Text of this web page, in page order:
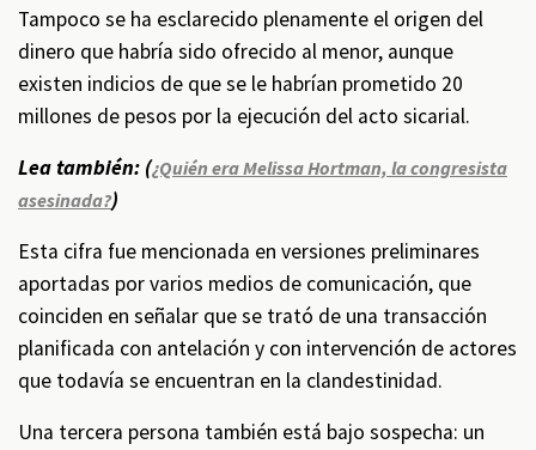
Tampoco se ha esclarecido plenamente el origen del
dinero que habría sido ofrecido al menor, aunque
existen indicios de que se le habrían prometido 20
millones de pesos por la ejecución del acto sicarial.
Lea también: (¿Quién era Melissa Hortman, la congresista
asesinada?)
Esta cifra fue mencionada en versiones preliminares
aportadas por varios medios de comunicación, que
coinciden en señalar que se trató de una transacción
planificada con antelación y con intervención de actores
que todavía se encuentran en la clandestinidad.
Una tercera persona también está bajo sospecha: un